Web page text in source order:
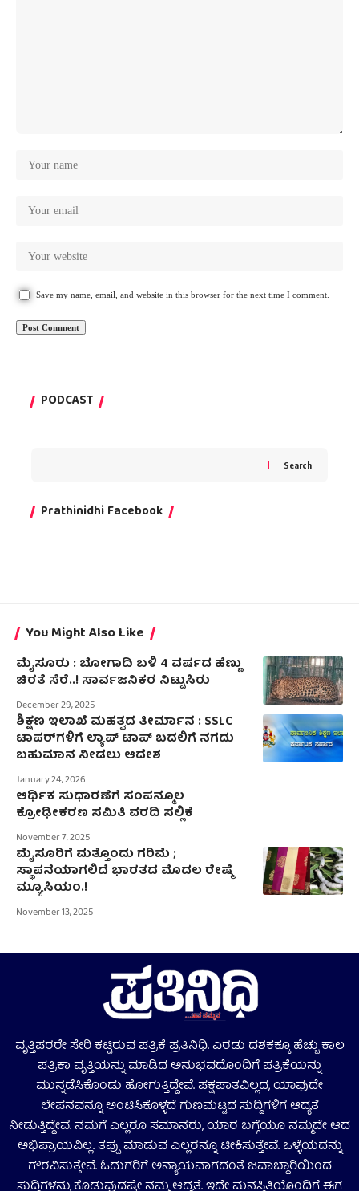
Save my name, email, and website in this browser for the next time I comment.
PODCAST
Search
Prathinidhi Facebook
You Might Also Like
ಮೈಸೂರು : ಬೋಗಾದಿ ಬಳಿ 4 ವರ್ಷದ ಹೆಣ್ಣು
ಚಿರತೆ ಸೆರೆ..! ಸಾರ್ವಜನಿಕರ ನಿಟ್ಟುಸಿರು
December 29, 2025
ಶಿಕ್ಷಣ ಇಲಾಖೆ ಮಹತ್ವದ ತೀರ್ಮಾನ : SSLC
ಟಾಪರ್‌ಗಳಿಗೆ ಲ್ಯಾಪ್ ಟಾಪ್ ಬದಲಿಗೆ ನಗದು
ಬಹುಮಾನ ನೀಡಲು ಆದೇಶ
January 24, 2026
ಆರ್ಥಿಕ ಸುಧಾರಣೆಗೆ ಸಂಪನ್ಮೂಲ
ಕ್ರೋಢೀಕರಣ ಸಮಿತಿ ವರದಿ ಸಲ್ಲಿಕೆ
November 7, 2025
ಮೈಸೂರಿಗೆ ಮತ್ತೊಂದು ಗರಿಮೆ ;
ಸ್ಥಾಪನೆಯಾಗಲಿದೆ ಭಾರತದ ಮೊದಲ ರೇಷ್ಮೆ
ಮ್ಯೂಸಿಯಂ.!
November 13, 2025
ವೃತ್ತಿಪರರೇ ಸೇರಿ ಕಟ್ಟಿರುವ ಪತ್ರಿಕೆ ಪ್ರತಿನಿಧಿ. ಎರಡು ದಶಕಕ್ಕೂ ಹೆಚ್ಚು ಕಾಲ
ಪತ್ರಿಕಾ ವೃತ್ತಿಯನ್ನು ಮಾಡಿದ ಅನುಭವದೊಂದಿಗೆ ಪತ್ರಿಕೆಯನ್ನು
ಮುನ್ನಡೆಸಿಕೊಂಡು ಹೋಗುತ್ತಿದ್ದೇವೆ. ಪಕ್ಷಪಾತವಿಲ್ಲದ, ಯಾವುದೇ
ಲೇಪನವನ್ನೂ ಅಂಟಿಸಿಕೊಳ್ಳದೆ ಗುಣಮಟ್ಟದ ಸುದ್ದಿಗಳಿಗೆ ಆದ್ಯತೆ
ನೀಡುತ್ತಿದ್ದೇವೆ. ನಮಗೆ ಎಲ್ಲರೂ ಸಮಾನರು, ಯಾರ ಬಗ್ಗೆಯೂ ನಮ್ಮದೇ ಆದ
ಅಭಿಪ್ರಾಯವಿಲ್ಲ. ತಪ್ಪು ಮಾಡುವ ಎಲ್ಲರನ್ನೂ ಟೀಕಿಸುತ್ತೇವೆ. ಒಳ್ಳೆಯದನ್ನು
ಗೌರವಿಸುತ್ತೇವೆ. ಓದುಗರಿಗೆ ಅನ್ಯಾಯವಾಗದಂತೆ ಜವಾಬ್ದಾರಿಯಿಂದ